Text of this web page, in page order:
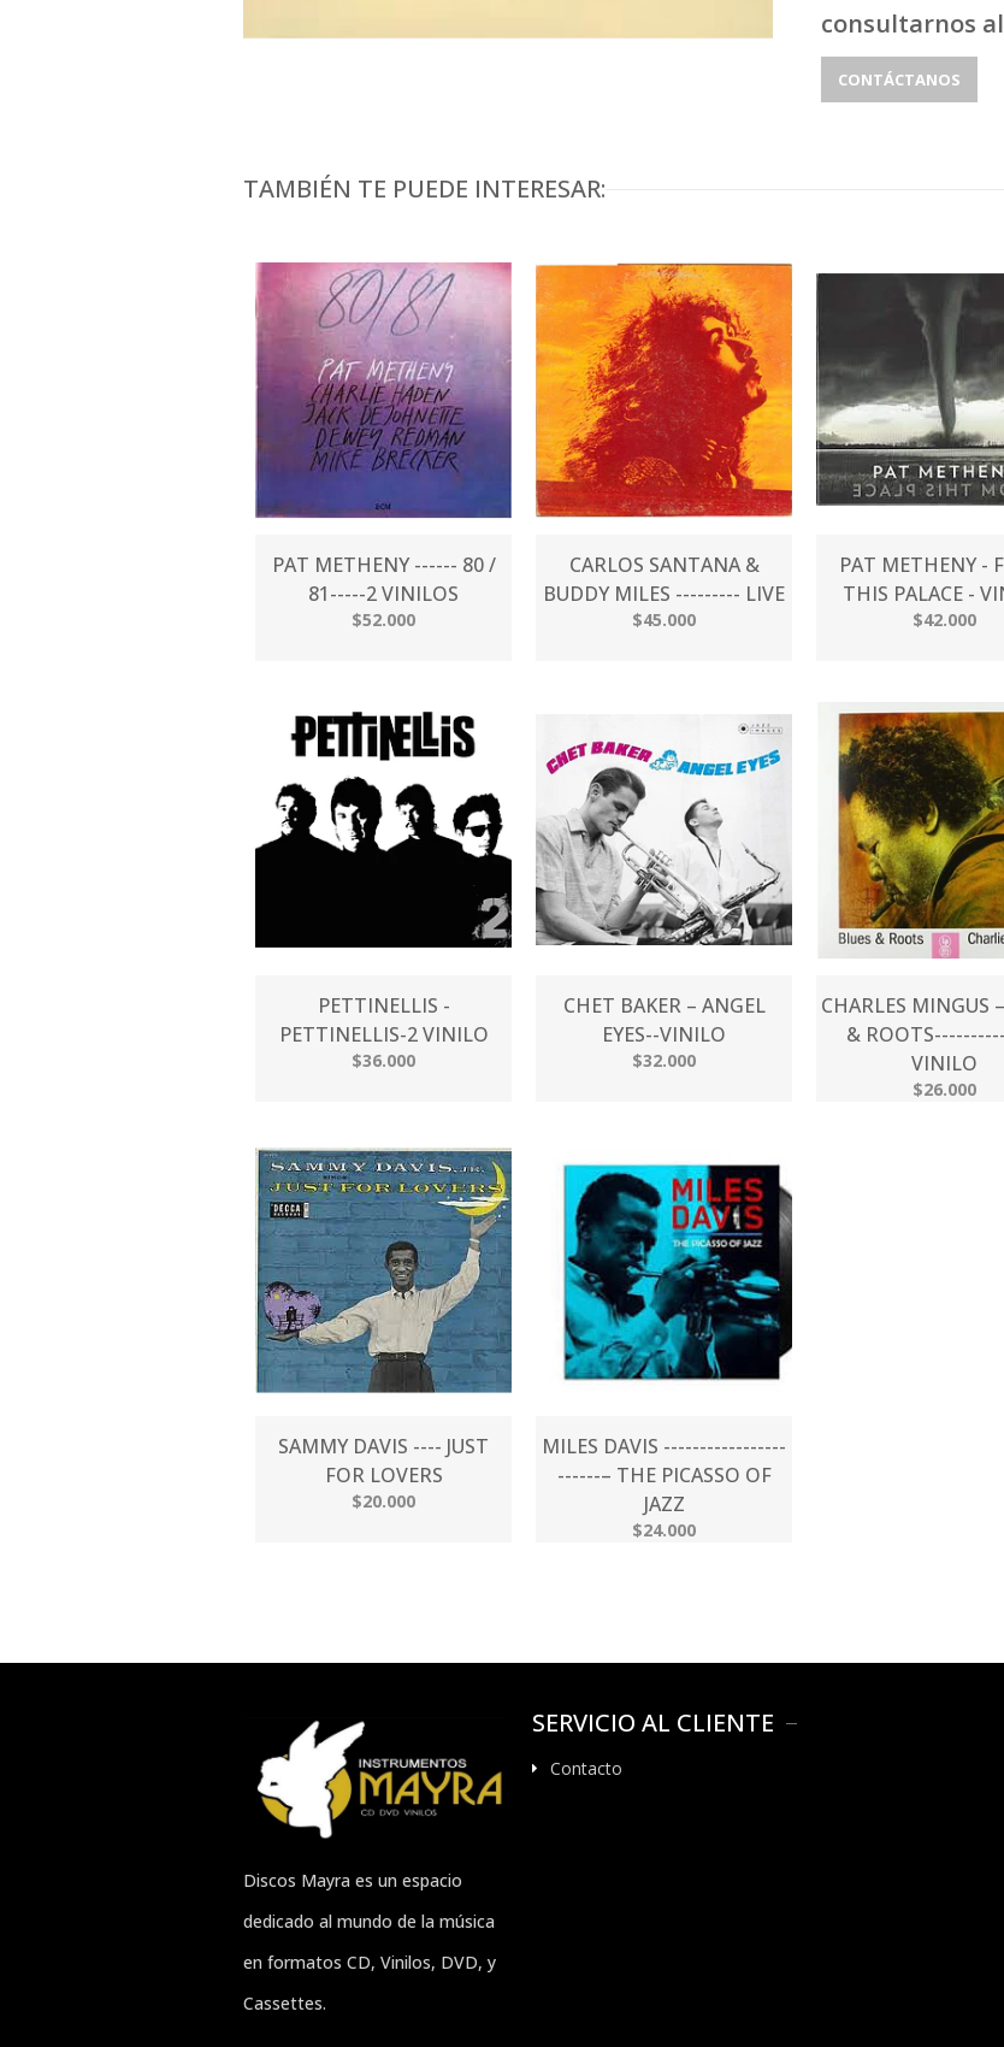
consultarnos
CONTÁCTANOS
TAMBIÉN TE PUEDE INTERESAR:
PAT METHENY ------ 80 /
81-----2 VINILOS
$52.000
CARLOS SANTANA &
BUDDY MILES --------- LIVE
$45.000
PAT METHENY -
THIS PALACE -
$42.000
PETTINELLIS -
PETTINELLIS-2 VINILO
$36.000
CHET BAKER – ANGEL
EYES--VINILO
$32.000
CHARLES MINGUS
&
VINILO
$26.000
SAMMY DAVIS ---- JUST
FOR LOVERS
$20.000
MILES DAVIS -----------------
------– THE PICASSO OF
JAZZ
$24.000
Discos Mayra es un espacio
dedicado al mundo de la música
en formatos CD, Vinilos, DVD, y
Cassettes.
SERVICIO AL CLIENTE
Contacto